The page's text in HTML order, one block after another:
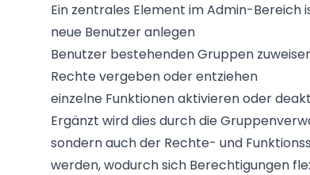
Ein zentrales Element im Admin-
neue Benutzer anlegen
Benutzer bestehenden Gruppen
Rechte vergeben oder entziehen
einzelne Funktionen aktivieren oder
Ergänzt wird dies durch die
sondern auch der Rechte- und
werden, wodurch sich Berechtigungen